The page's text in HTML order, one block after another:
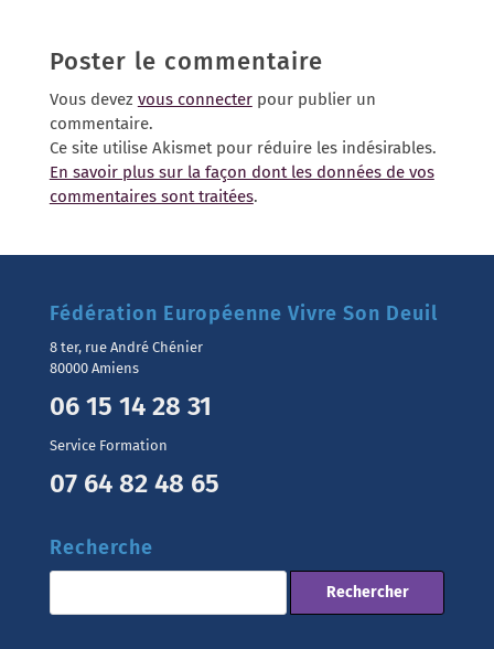
Poster le commentaire
Vous devez vous connecterpour publier un
commentaire.
Ce site utilise Akismet pour réduire les indésirables.
En savoir plus sur la façon dont les données de vos
commentaires sont traitées.
Fédération Européenne Vivre Son Deuil
8 ter, rue André Chénier
80000 Amiens
06 15 14 28 31
Service Formation
07 64 82 48 65
Recherche